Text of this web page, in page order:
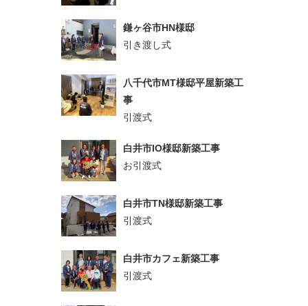
鎌ヶ谷市HN様邸
引き渡し式
八千代市MT様邸平屋新築工
事
引渡式
白井市IO様邸新築工事
お引渡式
白井市TN様邸新築工事
引渡式
白井市カフェ新築工事
引渡式